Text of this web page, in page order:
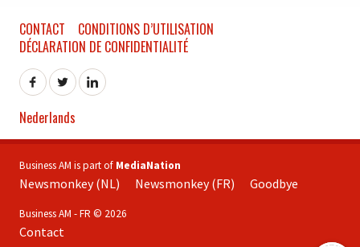
CONTACT
CONDITIONS D’UTILISATION
DÉCLARATION DE CONFIDENTIALITÉ
Nederlands
Business AM is part of MediaNation
Newsmonkey (NL) Newsmonkey (FR) Goodbye
Business AM - FR © 2026
Contact